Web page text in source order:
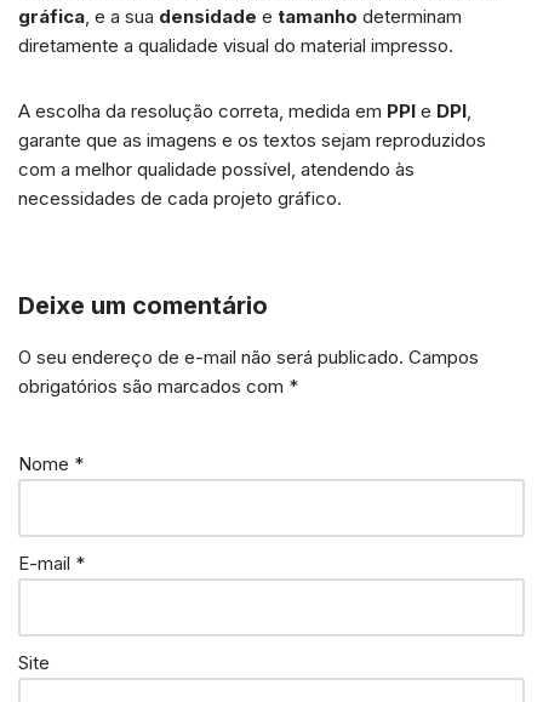
gráfica , e a sua densidade e tamanho determinam
diretamente a qualidade visual do material impresso.
A escolha da resolução correta, medida em PPI e DPI
garante que as imagens e os textos sejam reproduzidos
com a melhor qualidade possível, atendendo às
necessidades de cada projeto gráfico.
Deixe um comentário
O seu endereço de e-mail não será publicado. Campos
obrigatórios são marcados com *
Nome *
E-mail *
Site